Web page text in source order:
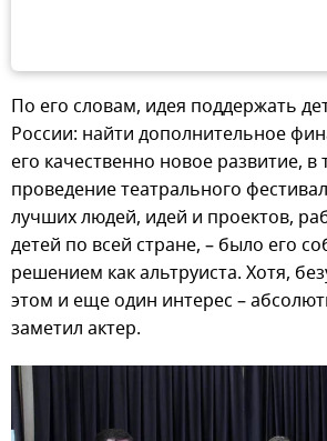
По его словам, идея поддержать
России: найти дополнительное
его качественно новое развитие, в
проведение театрального
лучших людей, идей и проектов,
детей по всей стране, – было его
решением как альтруиста. Хотя,
этом и еще один интерес –
заметил актер.